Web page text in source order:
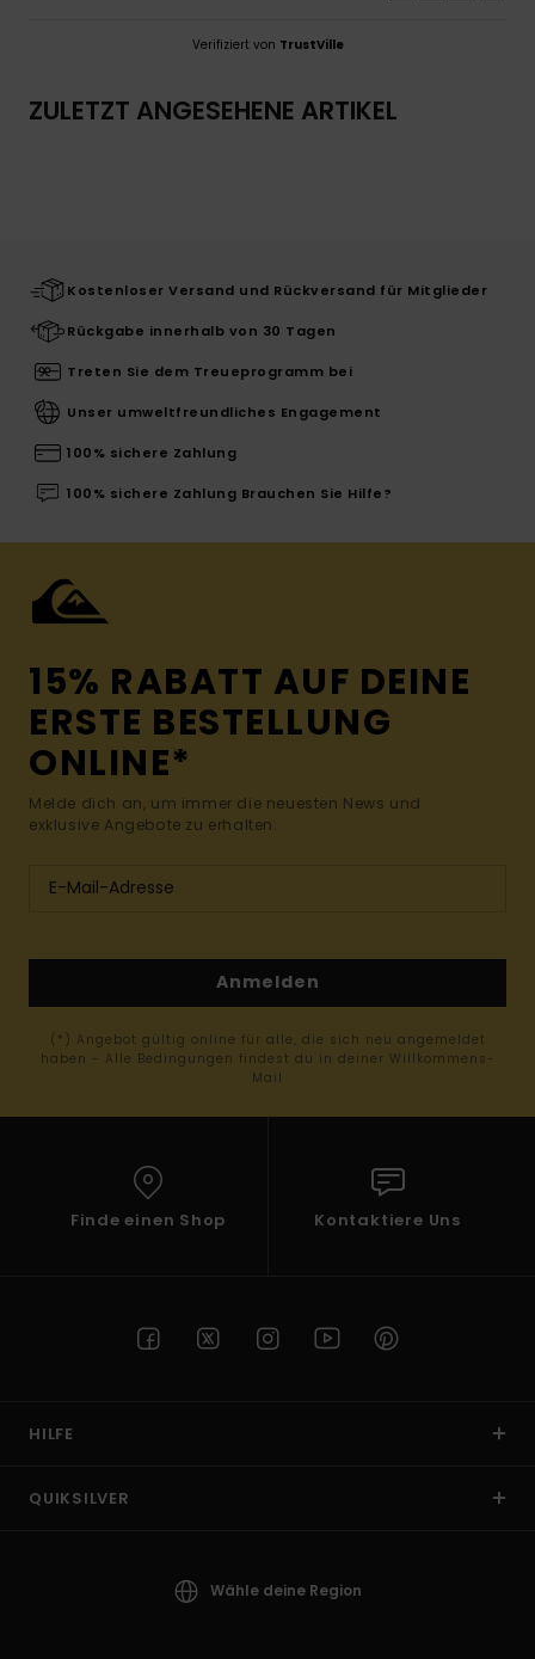
Verifiziert von TrustVille
ZULETZT ANGESEHENE ARTIKEL
Kostenloser Versand und Rückversand für Mitglieder
Rückgabe innerhalb von 30 Tagen
Treten Sie dem Treueprogramm bei
Unser umweltfreundliches Engagement
100% sichere Zahlung
100% sichere Zahlung Brauchen Sie Hilfe?
15% RABATT AUF DEINE
ERSTE BESTELLUNG
ONLINE*
Melde dich an, um immer die neuesten News und
exklusive Angebote zu erhalten.
Anmelden
(*) Angebot gültig online für alle, die sich neu angemeldet
haben - Alle Bedingungen findest du in deiner Willkommens-
Mail
Finde einen Shop Kontaktiere Uns
HILFE
QUIKSILVER
Wähle deine Region